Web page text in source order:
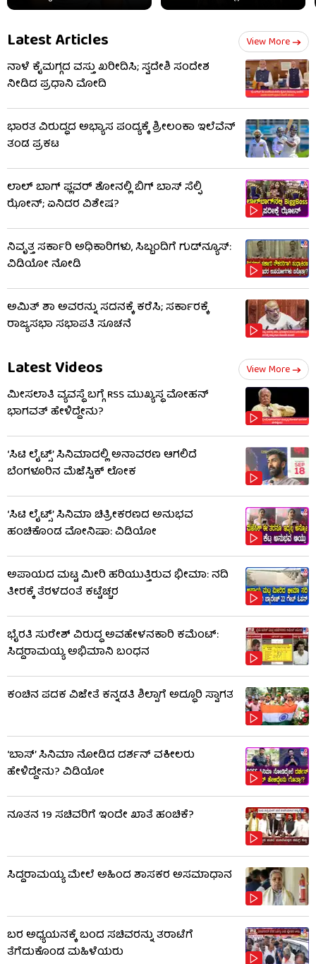
Latest Articles View More
ನಾಳೆ ಕೈಮಗ್ಗದ ವಸ್ತು ಖರೀದಿಸಿ; ಸ್ವದೇಶಿ ಸಂದೇಶ
ನೀಡಿದ ಪ್ರಧಾನಿ ಮೋದಿ
ಭಾರತ ವಿರುದ್ಧದ ಅಭ್ಯಾಸ ಪಂದ್ಯಕ್ಕೆ ಶ್ರೀಲಂಕಾ ಇಲೆವೆನ್
ತಂಡ ಪ್ರಕಟ
ಲಾಲ್ ಬಾಗ್ ಫ್ಲವರ್ ಶೋನಲ್ಲಿ ಬಿಗ್ ಬಾಸ್ ಸೆಲ್ಫಿ
ಝೋನ್; ಏನಿದರ ವಿಶೇಷ?
ನಿವೃತ್ತ ಸರ್ಕಾರಿ ಅಧಿಕಾರಿಗಳು, ಸಿಬ್ಬಂದಿಗೆ ಗುಡ್​ನ್ಯೂಸ್:
ವಿಡಿಯೋ ನೋಡಿ
ಅಮಿತ್ ಶಾ ಅವರನ್ನು ಸದನಕ್ಕೆ ಕರೆಸಿ; ಸರ್ಕಾರಕ್ಕೆ
ರಾಜ್ಯಸಭಾ ಸಭಾಪತಿ ಸೂಚನೆ
Latest Videos View More
ಮೀಸಲಾತಿ ವ್ಯವಸ್ಥೆ ಬಗ್ಗೆ RSS​ ಮುಖ್ಯಸ್ಥ ಮೋಹನ್
ಭಾಗವತ್ ಹೇಳಿದ್ದೇನು?
‘ಸಿಟಿ ಲೈಟ್ಸ್’ ಸಿನಿಮಾದಲ್ಲಿ ಅನಾವರಣ ಆಗಲಿದೆ
ಬೆಂಗಳೂರಿನ ಮೆಜೆಸ್ಟಿಕ್ ಲೋಕ
‘ಸಿಟಿ ಲೈಟ್ಸ್’ ಸಿನಿಮಾ ಚಿತ್ರೀಕರಣದ ಅನುಭವ
ಹಂಚಿಕೊಂಡ ಮೋನಿಷಾ: ವಿಡಿಯೋ
ಅಪಾಯದ ಮಟ್ಟ ಮೀರಿ ಹರಿಯುತ್ತಿರುವ ಭೀಮಾ: ನದಿ
ತೀರಕ್ಕೆ ತೆರಳದಂತೆ ಕಟ್ಟೆಚ್ಚರ
ಭೈರತಿ ಸುರೇಶ್ ವಿರುದ್ಧ ಅವಹೇಳನಕಾರಿ ಕಮೆಂಟ್:
ಸಿದ್ದರಾಮಯ್ಯ ಅಭಿಮಾನಿ ಬಂಧನ
ಕಂಚಿನ ಪದಕ ವಿಜೇತೆ ಕನ್ನಡತಿ ಶಿಲ್ಪಾಗೆ ಅದ್ಧೂರಿ ಸ್ವಾಗತ
‘ಬಾಸ್’ ಸಿನಿಮಾ ನೋಡಿದ ದರ್ಶನ್ ವಕೀಲರು
ಹೇಳಿದ್ದೇನು? ವಿಡಿಯೋ
ನೂತನ 19 ಸಚಿವರಿಗೆ ಇಂದೇ ಖಾತೆ ಹಂಚಿಕೆ?
ಸಿದ್ದರಾಮಯ್ಯ ಮೇಲೆ ಅಹಿಂದ ಶಾಸಕರ ಅಸಮಾಧಾನ
ಬರ ಅಧ್ಯಯನಕ್ಕೆ ಬಂದ ಸಚಿವರನ್ನು ತರಾಟೆಗೆ
ತೆಗೆದುಕೊಂಡ ಮಹಿಳೆಯರು